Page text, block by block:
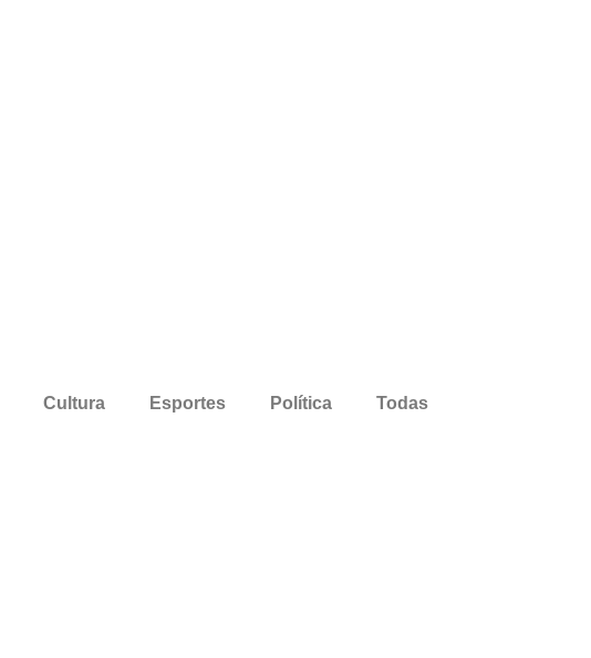
Cultura Esportes Política Todas